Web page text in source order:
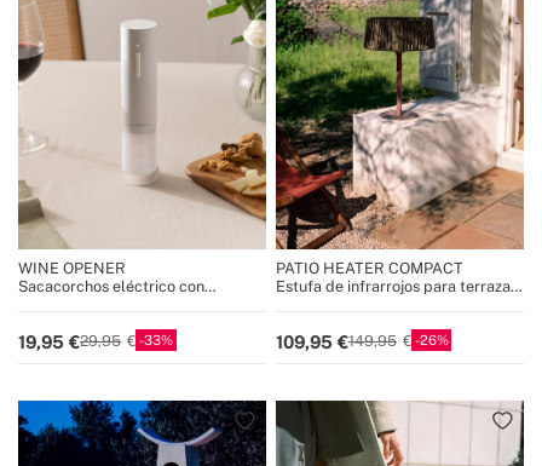
WINE OPENER
Sacacorchos eléctrico con
19,95 29,95 33
PATIO HEATER COMPACT
Estufa de infrarrojos para terrazas
109,95 149,95 26